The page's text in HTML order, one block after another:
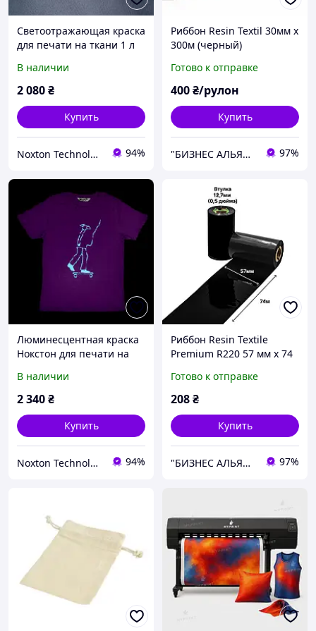
Светоотражающая краска
для печати на ткани 1 л
В наличии
2 080₴
Купить
Noxton Technologies 94%
Риббон Resin Textil 30мм х
300м (черный)
Готово к отправке
400₴/рулон
Купить
"БИЗНЕС АЛЬЯНС" Официальный поставщик расходных материалов и оборудования для торговли 97%
Люминесцентная краска
Нокстон для печати на
В наличии
2 340₴
Купить
Noxton Technologies 94%
Риббон Resin Textile
Premium R220 57 мм x 74
Готово к отправке
208₴
Купить
"БИЗНЕС АЛЬЯНС" Официальный поставщик расходных материалов и оборудования для торговли 97%